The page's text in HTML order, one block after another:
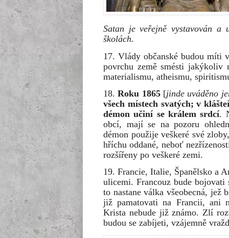
Satan je veřejně vystavován a
školách.
17. Vlády občanské budou míti
povrchu země smésti jakýkoliv
materialismu, atheismu,
18.Roku 1865[jinde uváděno
všech místech svatých; v
démon učiní se králem srdcí.
obcí, mají se na pozoru
démon použije veškeré své
hříchu oddané, neboť
rozšířeny po veškeré zemi.
19. Francie, Italie, Španělsko a
ulicemi. Francouz bude
to nastane válka všeobecná, jež
již pamatovati na Francii, ani
Krista nebude již známo. Zlí
budou se zabíjeti, vzájemně